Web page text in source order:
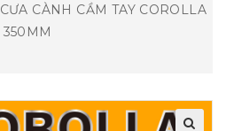
CƯA CÀNH CẦM TAY COROLLA
350MM